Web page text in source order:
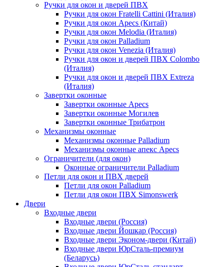
Ручки для окон и дверей ПВХ
Ручки для окон Fratelli Cattini (Италия)
Ручки для окон Apecs (Китай)
Ручки для окон Melodia (Италия)
Ручки для окон Palladium
Ручки для окон Venezia (Италия)
Ручки для окон и дверей ПВХ Colombo
(Италия)
Ручки для окон и дверей ПВХ Extreza
(Италия)
Завертки оконные
Завертки оконные Apecs
Завертки оконные Могилев
Завертки оконные Трибатрон
Механизмы оконные
Механизмы оконные Palladium
Механизмы оконные апекс Apecs
Ограничители (для окон)
Оконные ограничители Palladium
Петли для окон и ПВХ дверей
Петли для окон Palladium
Петли для окон ПВХ Simonswerk
Двери
Входные двери
Входные двери (Россия)
Входные двери Йошкар (Россия)
Входные двери Эконом-двери (Китай)
Входные двери ЮрСталь-премиум
(Беларусь)